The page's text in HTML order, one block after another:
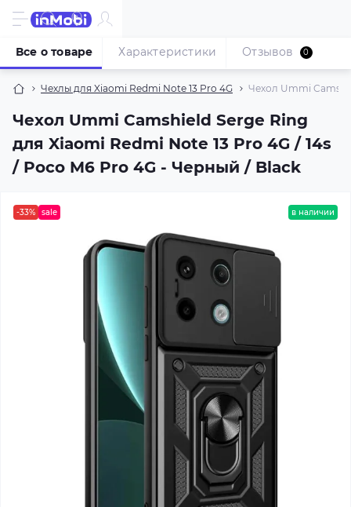
Чехлы для Xiaomi Redmi Note 13 Pro 4G Чехол Ummi
Чехол Ummi Camshield Serge Ring
для Xiaomi Redmi Note 13 Pro 4G / 14s
/ Poco M6 Pro 4G - Черный / Black
Все о товаре Характеристики Отзывов 0
-33% sale в наличии